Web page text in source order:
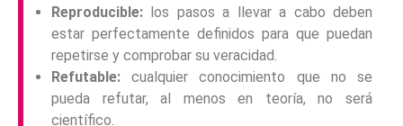
Reproducible: los pasos a llevar a cabo deben
estar perfectamente definidos para que puedan
repetirse y comprobar su veracidad.
Refutable:cualquier conocimiento que no se
pueda refutar, al menos en teoría, no será
científico.